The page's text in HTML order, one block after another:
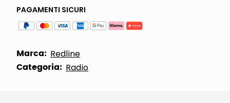
PAGAMENTI SICURI
Marca: Redline
Categoria: Radio